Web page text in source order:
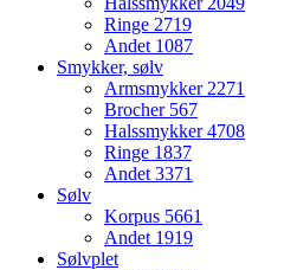
Ringe 2719
Andet 1087
Smykker, sølv
Armsmykker2271
Brocher 567
Halssmykker4708
Ringe 1837
Andet3371
Sølv
Korpus 5661
Andet 1919
Sølvplet